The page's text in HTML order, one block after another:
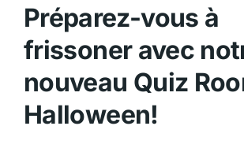
Préparez-vous à
frissoner avec
nouveau Quiz
Halloween!